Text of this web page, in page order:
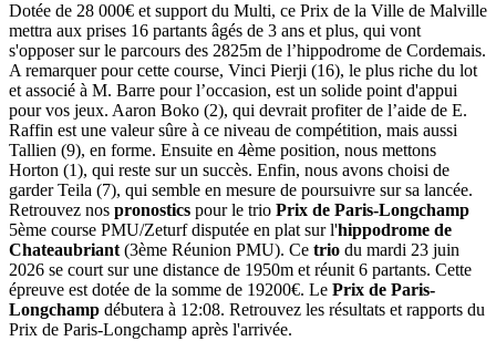
Dotée de 28 000€ et support du Multi, ce Prix de la Ville de Malville
mettra aux prises 16 partants âgés de 3 ans et plus, qui vont
s'opposer sur le parcours des 2825m de l’hippodrome de Cordemais.
A remarquer pour cette course, Vinci Pierji (16), le plus riche du lot
et associé à M. Barre pour l’occasion, est un solide point d'appui
pour vos jeux. Aaron Boko (2), qui devrait profiter de l’aide de E.
Raffin est une valeur sûre à ce niveau de compétition, mais aussi
Tallien (9), en forme. Ensuite en 4ème position, nous mettons
Horton (1), qui reste sur un succès. Enfin, nous avons choisi de
garder Teila (7), qui semble en mesure de poursuivre sur sa lancée.
Retrouvez nos pronostics pour le trio Prix de Paris-Longchamp
5ème course PMU/Zeturf disputée en plat sur l'hippodrome de
Chateaubriant (3ème Réunion PMU). Ce trio du mardi 23 juin
2026 se court sur une distance de 1950m et réunit 6 partants. Cette
épreuve est dotée de la somme de 19200€. Le Prix de Paris-
Longchamp débutera à 12:08. Retrouvez les résultats et rapports du
Prix de Paris-Longchamp après l'arrivée.